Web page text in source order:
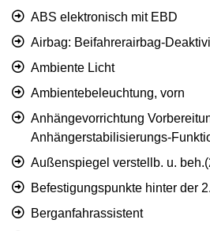
ABS elektronisch mit EBD
Airbag: Beifahrerairbag-
Ambiente Licht
Ambientebeleuchtung, vorn
Anhängevorrichtung
Anhängerstabilisierungs-
Außenspiegel verstellb. u.
Befestigungspunkte hinter der
Berganfahrassistent